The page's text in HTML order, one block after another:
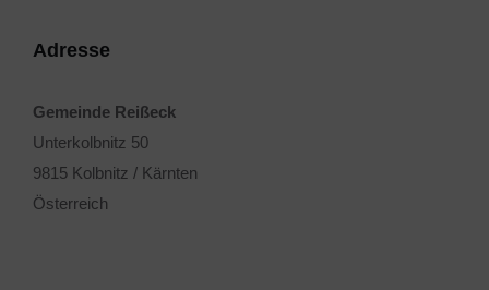
Adresse
Gemeinde Reißeck
Unterkolbnitz 50
9815 Kolbnitz / Kärnten
Österreich